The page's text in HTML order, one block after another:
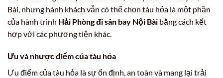
Bài, nhưng hành khách vẫn có thể chọn tàu hỏa là một phần
của hành trình Hải Phòng đi sân bay Nội Bài bằng cách kết
hợp với các phương tiện khác.
Ưu và nhược điểm của tàu hỏa
Ưu điểm của tàu hỏa là sự ổn định, an toàn và mang lại trải